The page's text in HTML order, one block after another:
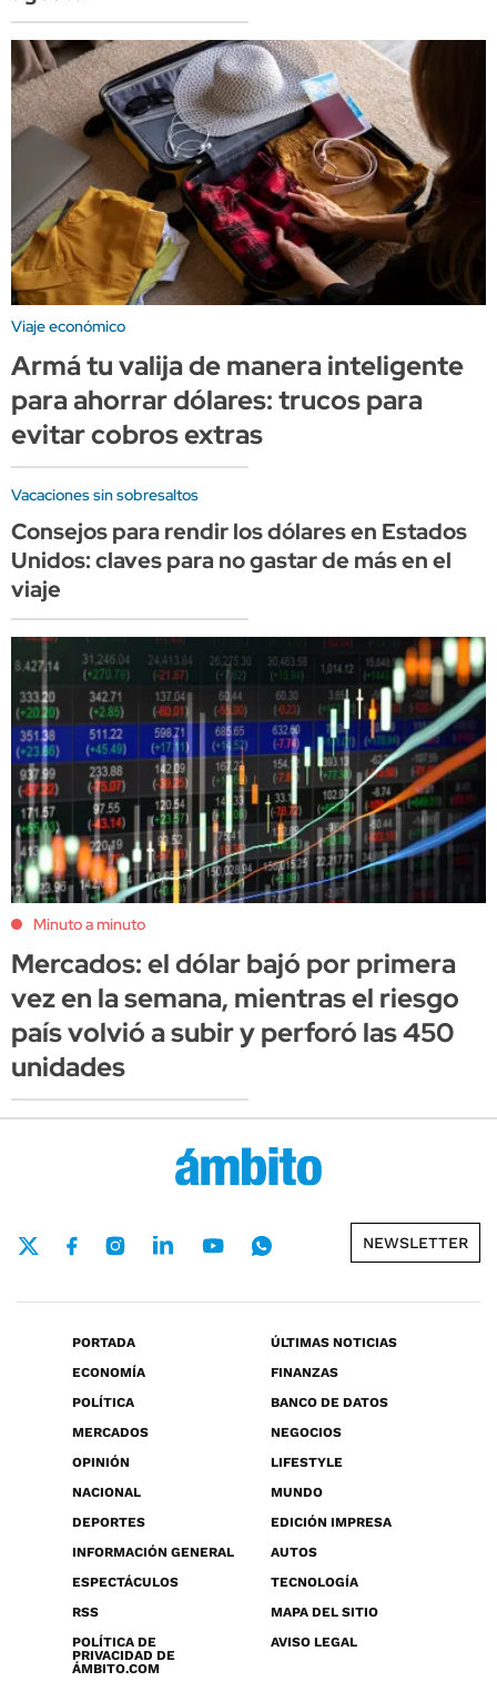
Viaje económico
Armá tu valija de manera inteligente
para ahorrar dólares: trucos para
evitar cobros extras
Vacaciones sin sobresaltos
Consejos para rendir los dólares en Estados
Unidos: claves para no gastar de más en el
viaje
Minuto a minuto
Mercados: el dólar bajó por primera
vez en la semana, mientras el riesgo
país volvió a subir y perforó las 450
unidades
NEWSLETTER
PORTADA
ÚLTIMAS NOTICIAS
ECONOMÍA
FINANZAS
POLÍTICA
BANCO DE DATOS
MERCADOS
NEGOCIOS
OPINIÓN
LIFESTYLE
NACIONAL
MUNDO
DEPORTES
EDICIÓN IMPRESA
INFORMACIÓN GENERAL
AUTOS
ESPECTÁCULOS
TECNOLOGÍA
RSS
MAPA DEL SITIO
POLÍTICA DE
PRIVACIDAD DE
ÁMBITO.COM
AVISO LEGAL